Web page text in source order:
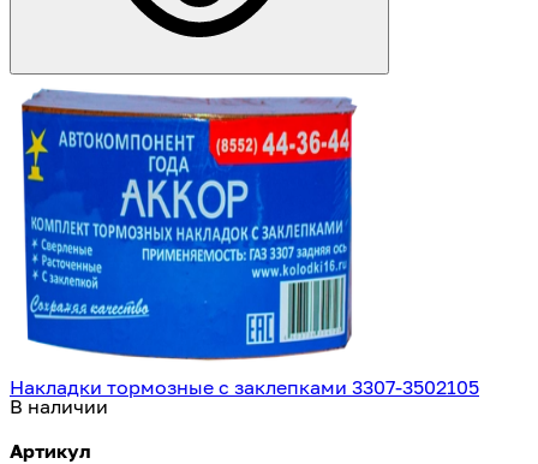
Накладки тормозные с заклепками 3307-3502105
В наличии
Артикул